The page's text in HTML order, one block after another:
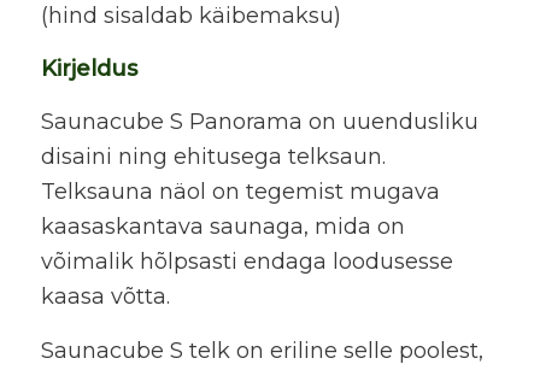
(hind sisaldab käibemaksu)
Kirjeldus
Saunacube S Panorama on uuendusliku
disaini ning ehitusega telksaun.
Telksauna näol on tegemist mugava
kaasaskantava saunaga, mida on
võimalik hõlpsasti endaga loodusesse
kaasa võtta.
Saunacube S telk on eriline selle poolest,